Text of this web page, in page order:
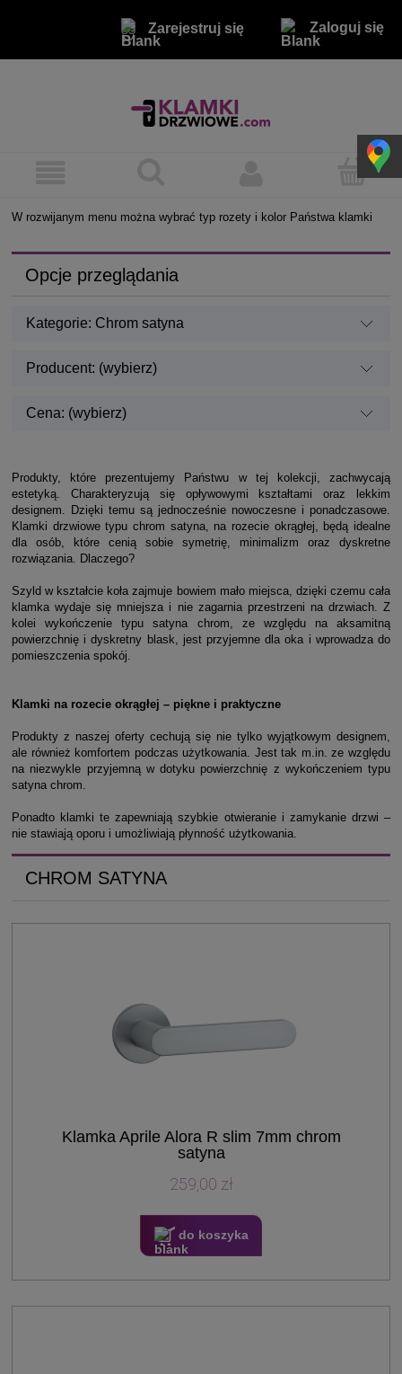
Zarejestruj się Zaloguj się
W rozwijanym menu można wybrać typ rozety i kolor Państwa klamki
Opcje przeglądania
Kategorie: Chrom satyna
Producent: (wybierz)
Cena: (wybierz)
Produkty, które prezentujemy Państwu w tej kolekcji, zachwycają
estetyką. Charakteryzują się opływowymi kształtami oraz lekkim
designem. Dzięki temu są jednocześnie nowoczesne i ponadczasowe.
Klamki drzwiowe typu chrom satyna, na rozecie okrągłej, będą idealne
dla osób, które cenią sobie symetrię, minimalizm oraz dyskretne
rozwiązania. Dlaczego?
Szyld w kształcie koła zajmuje bowiem mało miejsca, dzięki czemu cała
klamka wydaje się mniejsza i nie zagarnia przestrzeni na drzwiach. Z
kolei wykończenie typu satyna chrom, ze względu na aksamitną
powierzchnię i dyskretny blask, jest przyjemne dla oka i wprowadza do
pomieszczenia spokój.
Klamki na rozecie okrągłej – piękne i praktyczne
Produkty z naszej oferty cechują się nie tylko wyjątkowym designem,
ale również komfortem podczas użytkowania. Jest tak m.in. ze względu
na niezwykle przyjemną w dotyku powierzchnię z wykończeniem typu
satyna chrom.
Ponadto klamki te zapewniają szybkie otwieranie i zamykanie drzwi –
nie stawiają oporu i umożliwiają płynność użytkowania.
CHROM SATYNA
Klamka Aprile Alora R slim 7mm chrom
satyna
259,00 zł
do koszyka